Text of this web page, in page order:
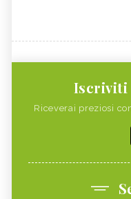
Iscriviti
Riceverai preziosi